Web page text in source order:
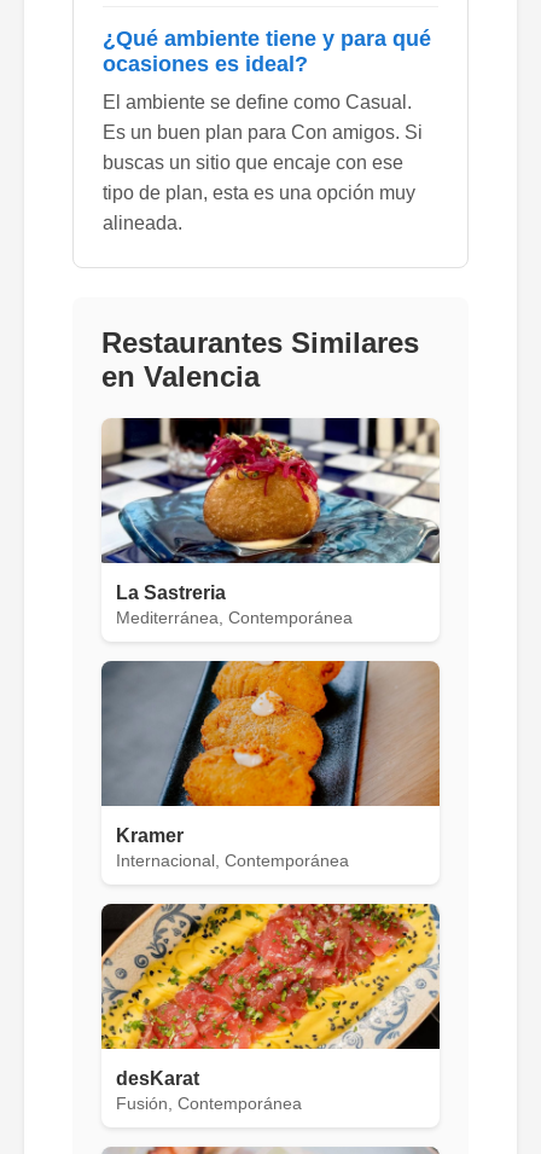
¿Qué ambiente tiene y para qué
ocasiones es ideal?
El ambiente se define como Casual.
Es un buen plan para Con amigos. Si
buscas un sitio que encaje con ese
tipo de plan, esta es una opción muy
alineada.
Restaurantes Similares
en Valencia
La Sastreria
Mediterránea, Contemporánea
Kramer
Internacional, Contemporánea
desKarat
Fusión, Contemporánea